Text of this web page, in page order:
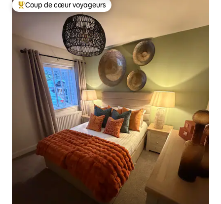
Coup de cœur voyageurs parmi les plus aimés
Coup de cœur voyageurs